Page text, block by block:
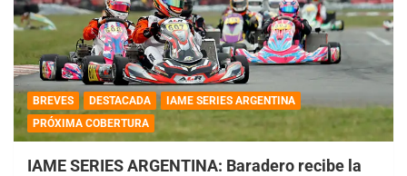
BREVES DESTACADA
IAME SERIES ARGENTINA
PRÓXIMA COBERTURA
IAME SERIES ARGENTINA: Baradero recibe la